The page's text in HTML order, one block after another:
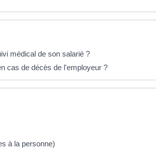
médical de son salarié ?
cas de décès de l'employeur ?
à la personne)